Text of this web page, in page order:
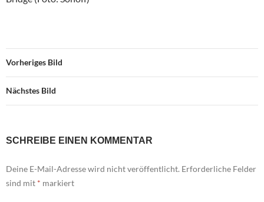
Vorheriges Bild
Nächstes Bild
SCHREIBE EINEN KOMMENTAR
Deine E-Mail-Adresse wird nicht veröffentlicht. Erforderliche Felder
sind mit * markiert